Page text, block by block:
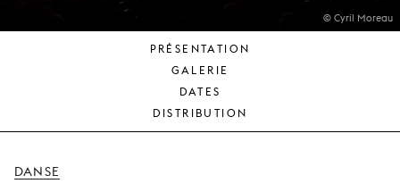
SOUTENIR
© Cyril Moreau
PRÉSENTATION
GALERIE
DATES
DISTRIBUTION
DANSE